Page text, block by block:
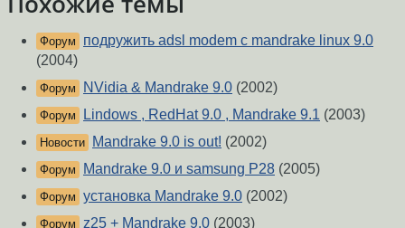
Форум
подружить adsl modem c mandrake linux 9.0
(2004)
Форум NVidia & Mandrake 9.0 (2002)
Форум Lindows , RedHat 9.0 , Mandrake 9.1 (2003)
Новости Mandrake 9.0 is out! (2002)
Форум Mandrake 9.0 и samsung P28 (2005)
Форум установка Mandrake 9.0 (2002)
Форум z25 + Mandrake 9.0 (2003)